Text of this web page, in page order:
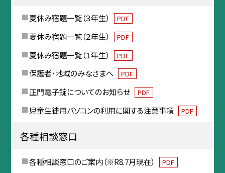
夏休み宿題一覧（３年生） PDF
夏休み宿題一覧（２年生） PDF
夏休み宿題一覧（１年生） PDF
保護者・地域のみなさまへ PDF
正門電子錠についてのお知らせ PDF
児童生徒用パソコンの利用に関する注意事項 PDF
各種相談窓口
各種相談窓口のご案内（※R8.7月現在） PDF